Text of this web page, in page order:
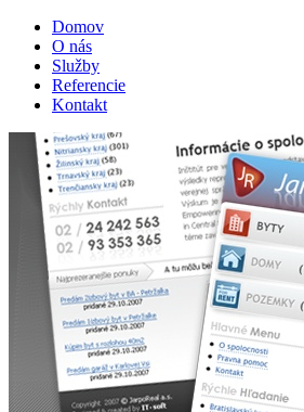
Domov
O nás
Služby
Referencie
Kontakt